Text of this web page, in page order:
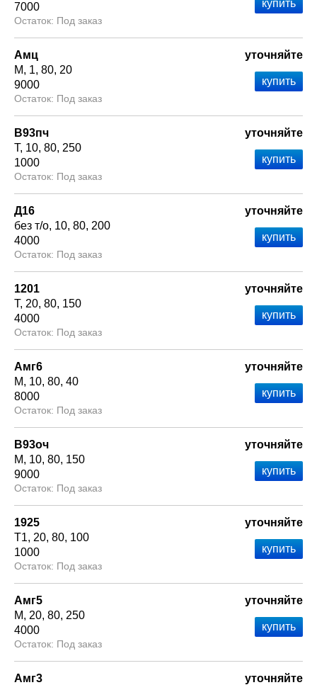
7000
Под заказ
Амц
М
1 80 20
9000
Под заказ
уточняйте
В93пч
Т 10 80 250
1000
Под заказ
уточняйте
Д16
без т/о 10 80 200
4000
Под заказ
уточняйте
1201
Т 20 80 150
4000
Под заказ
уточняйте
Амг6
М
10 80 40
8000
Под заказ
уточняйте
В93оч
М
10 80 150
9000
Под заказ
уточняйте
1925
Т1 20 80 100
1000
Под заказ
уточняйте
Амг5
М
20 80 250
4000
Под заказ
уточняйте
Амг3
уточняйте